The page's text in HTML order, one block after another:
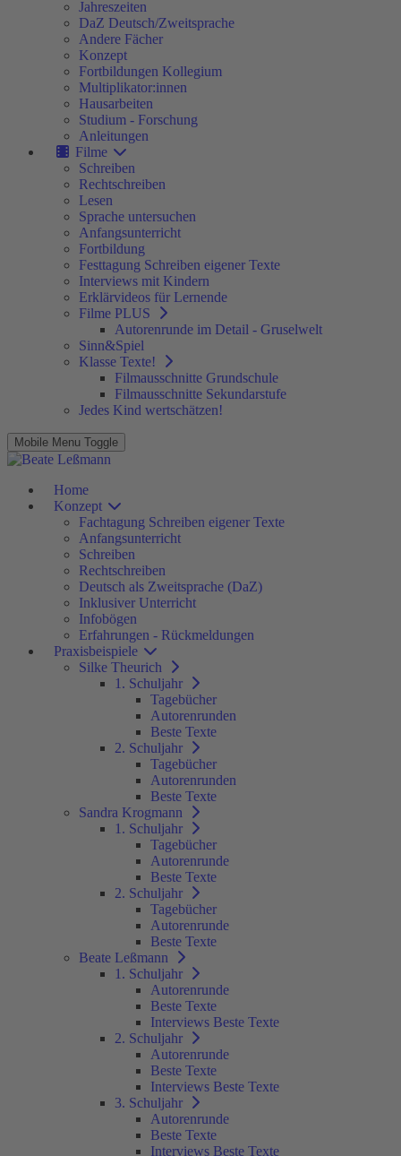
Jahreszeiten
DaZ Deutsch/Zweitsprache
Andere Fächer
Konzept
Fortbildungen Kollegium
Multiplikator:innen
Hausarbeiten
Studium - Forschung
Anleitungen
Filme
Schreiben
Rechtschreiben
Lesen
Sprache untersuchen
Anfangsunterricht
Fortbildung
Festtagung Schreiben eigener Texte
Interviews mit Kindern
Erklärvideos für Lernende
Filme PLUS
Autorenrunde im Detail - Gruselwelt
Sinn&Spiel
Klasse Texte!
Filmausschnitte Grundschule
Filmausschnitte Sekundarstufe
Jedes Kind wertschätzen!
Mobile Menu Toggle
Home
Konzept
Fachtagung Schreiben eigener Texte
Anfangsunterricht
Schreiben
Rechtschreiben
Deutsch als Zweitsprache (DaZ)
Inklusiver Unterricht
Infobögen
Erfahrungen - Rückmeldungen
Praxisbeispiele
Silke Theurich
1. Schuljahr
Tagebücher
Autorenrunden
Beste Texte
2. Schuljahr
Tagebücher
Autorenrunden
Beste Texte
Sandra Krogmann
1. Schuljahr
Tagebücher
Autorenrunde
Beste Texte
2. Schuljahr
Tagebücher
Autorenrunde
Beste Texte
Beate Leßmann
1. Schuljahr
Autorenrunde
Beste Texte
Interviews Beste Texte
2. Schuljahr
Autorenrunde
Beste Texte
Interviews Beste Texte
3. Schuljahr
Autorenrunde
Beste Texte
Interviews Beste Texte